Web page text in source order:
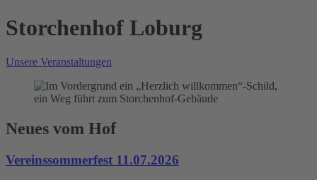
Storchenhof Loburg
Unsere Veranstaltungen
Neues vom Hof
Vereinssommerfest 11.07.2026